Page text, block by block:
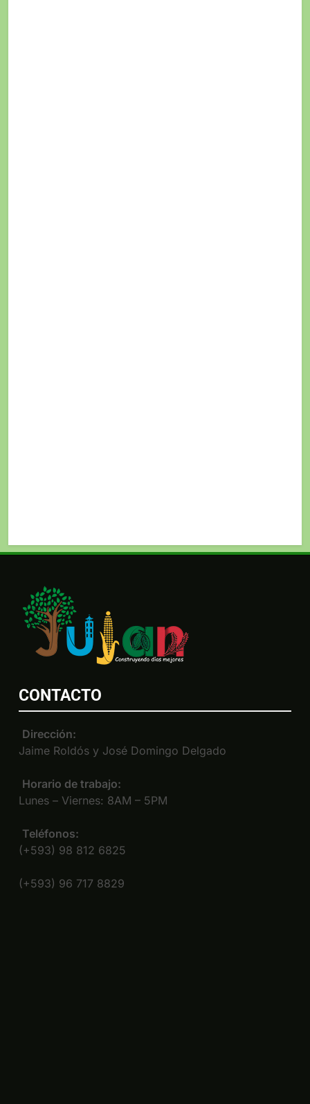
CONTACTO
Dirección:
Jaime Roldós y José Domingo Delgado
Horario de trabajo:
Lunes – Viernes: 8AM – 5PM
Teléfonos:
(+593) 98 812 6825
(+593) 96 717 8829